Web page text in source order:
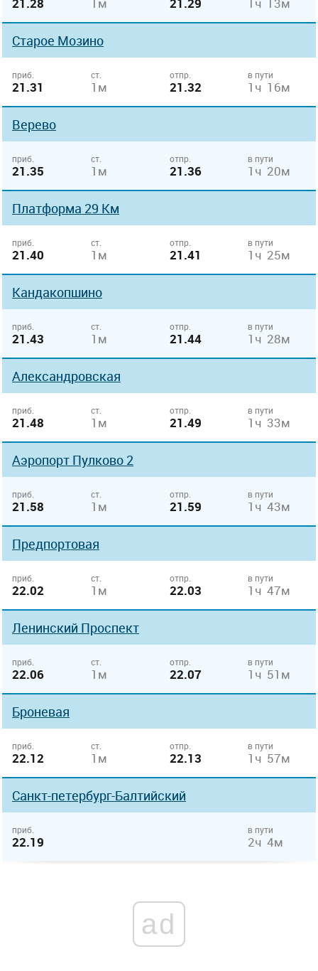
Старое Мозино
приб.
21.31
ст.
1м
отпр.
21.32
в пути
1ч 16м
Верево
приб.
21.35
ст.
1м
отпр.
21.36
в пути
1ч 20м
Платформа 29 Км
приб.
21.40
ст.
1м
отпр.
21.41
в пути
1ч 25м
Кандакопшино
приб.
21.43
ст.
1м
отпр.
21.44
в пути
1ч 28м
Александровская
приб.
21.48
ст.
1м
отпр.
21.49
в пути
1ч 33м
Аэропорт Пулково 2
приб.
21.58
ст.
1м
отпр.
21.59
в пути
1ч 43м
Предпортовая
приб.
22.02
ст.
1м
отпр.
22.03
в пути
1ч 47м
Ленинский Проспект
приб.
22.06
ст.
1м
отпр.
22.07
в пути
1ч 51м
Броневая
приб.
22.12
ст.
1м
отпр.
22.13
в пути
1ч 57м
Санкт-петербург-Балтийский
приб.
22.19
в пути
2ч 4м
ad